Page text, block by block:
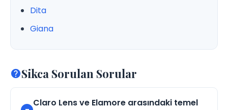
Dita
Giana
Sikca Sorulan Sorular
Claro Lens ve Elamore arasındaki temel